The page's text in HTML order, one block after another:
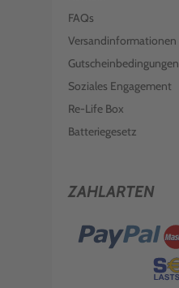
FAQs
Versandinformationen
Gutscheinbedingungen
Soziales Engagement
Re-Life Box
Batteriegesetz
ZAHLARTEN